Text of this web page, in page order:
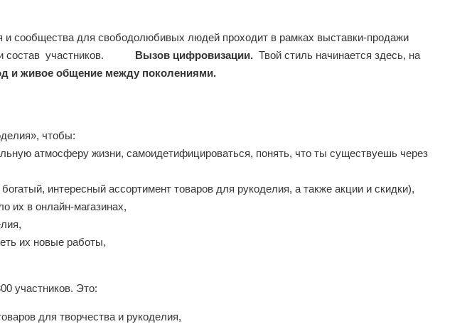
и сообщества для свободолюбивых людей проходит в рамках выставки-продажи
участников.
Вызов цифровизации. Твой стиль начинается здесь, на
и живое общение между поколениями.
чтобы:
атмосферу жизни, самоидетифицироваться, понять, что ты существуешь через
интересный ассортимент товаров для рукоделия, а также акции и скидки),
их в онлайн-магазинах,
их новые работы,
участников. Это:
для творчества и рукоделия,